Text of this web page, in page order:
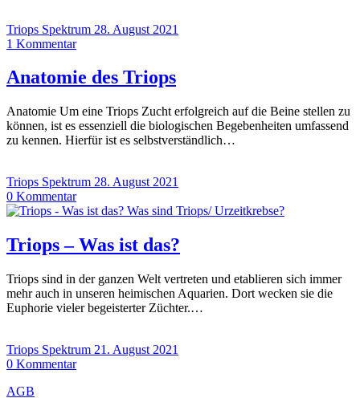
Triops Spektrum 28. August 2021
1 Kommentar
Anatomie des Triops
Anatomie Um eine Triops Zucht erfolgreich auf die Beine stellen zu
können, ist es essenziell die biologischen Begebenheiten umfassend
zu kennen. Hierfür ist es selbstverständlich…
Triops Spektrum 28. August 2021
0 Kommentar
Triops – Was ist das?
Triops sind in der ganzen Welt vertreten und etablieren sich immer
mehr auch in unseren heimischen Aquarien. Dort wecken sie die
Euphorie vieler begeisterter Züchter.…
Triops Spektrum 21. August 2021
0 Kommentar
AGB